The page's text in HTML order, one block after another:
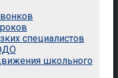
специалистов
школьного